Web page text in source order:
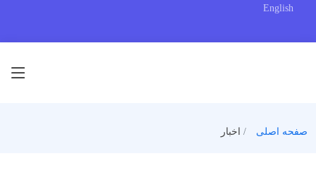
English
صفحه اصلی اخبار